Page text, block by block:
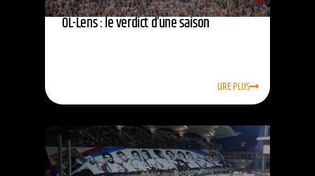
OL-Lens : le verdict d’une saison
LIRE PLUS